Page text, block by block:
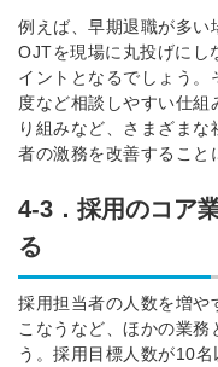
例えば、早期退職が多い
OJTを現場に丸投げにし
イントとなるでしょう。
度など相談しやすい仕
り組みなど、さまざま
者の激務を改善すること
4-3．採用のコア
る
採用担当者の人数を増や
こなうなど、ほかの業務
う。採用目標人数が10